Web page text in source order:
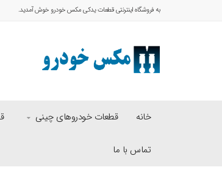
به فروشگاه اینترنتی قطعات یدکی مکس خودرو خوش آمدید.
خانه قطعات خودروهای چینی
تماس با ما